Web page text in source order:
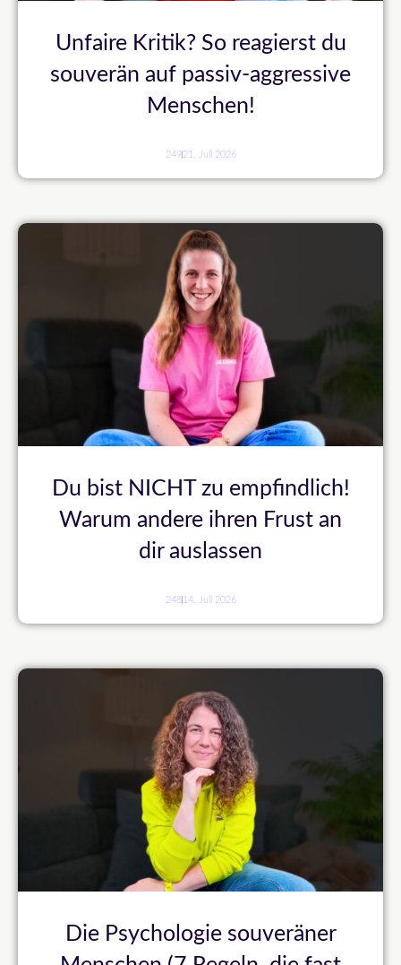
Unfaire Kritik? So reagierst du
souverän auf passiv-aggressive
Menschen!
249 21. Juli 2026
Du bist NICHT zu empfindlich!
Warum andere ihren Frust an
dir auslassen
248 14. Juli 2026
Die Psychologie souveräner